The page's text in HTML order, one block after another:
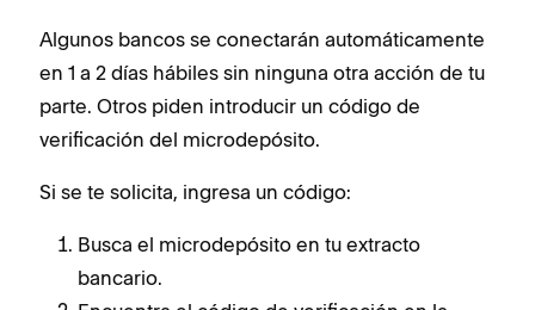
Algunos bancos se conectarán automáticamente
en 1 a 2 días hábiles sin ninguna otra acción de tu
parte. Otros piden introducir un código de
verificación del microdepósito.
Si se te solicita, ingresa un código:
Busca el microdepósito en tu extracto
bancario.